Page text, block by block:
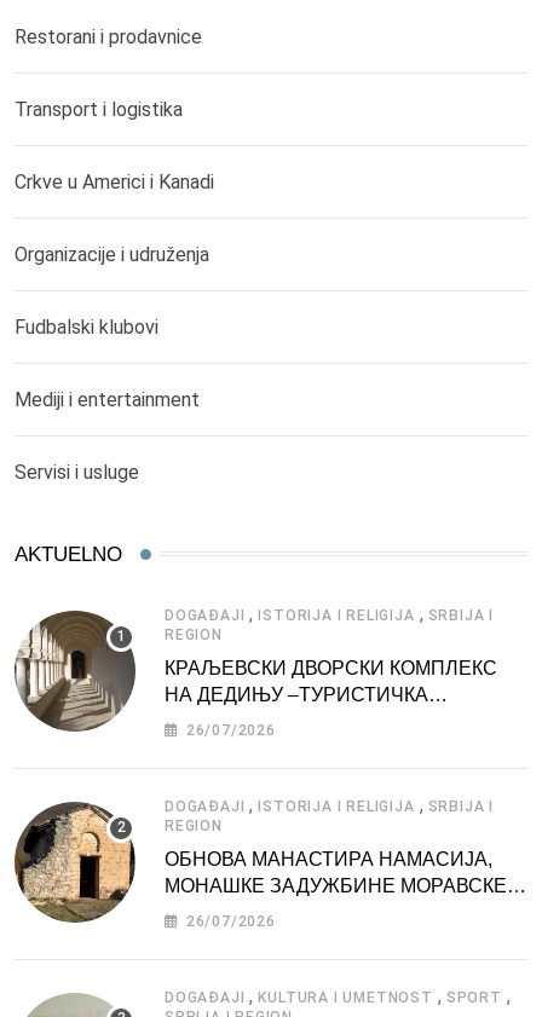
Restorani i prodavnice
Transport i logistika
Crkve u Americi i Kanadi
Organizacije i udruženja
Fudbalski klubovi
Mediji i entertainment
Servisi i usluge
AKTUELNO
DOGAĐAJI , ISTORIJA I RELIGIJA , SRBIJA I
REGION
КРАЉЕВСКИ ДВОРСКИ КОМПЛЕКС
НА ДЕДИЊУ –ТУРИСТИЧКА
АТРАКЦИЈА
26/07/2026
DOGAĐAJI , ISTORIJA I RELIGIJA , SRBIJA I
REGION
ОБНОВА МАНАСТИРА НАМАСИЈА,
МОНАШКЕ ЗАДУЖБИНЕ МОРАВСКЕ
СРБИЈЕ
26/07/2026
DOGAĐAJI ,KULTURA I UMETNOST , SPORT ,